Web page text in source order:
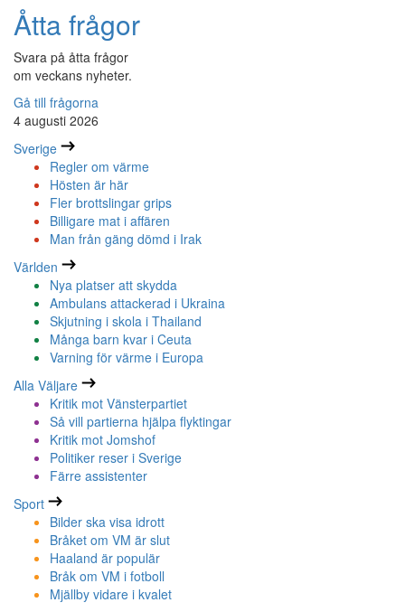
Åtta frågor
Svara på åtta frågor
om veckans nyheter.
Gå till frågorna
4 augusti 2026
Sverige
Regler om värme
Hösten är här
Fler brottslingar grips
Billigare mat i affären
Man från gäng dömd i Irak
Världen
Nya platser att skydda
Ambulans attackerad i Ukraina
Skjutning i skola i Thailand
Många barn kvar i Ceuta
Varning för värme i Europa
Alla Väljare
Kritik mot Vänsterpartiet
Så vill partierna hjälpa flyktingar
Kritik mot Jomshof
Politiker reser i Sverige
Färre assistenter
Sport
Bilder ska visa idrott
Bråket om VM är slut
Haaland är populär
Bråk om VM i fotboll
Mjällby vidare i kvalet